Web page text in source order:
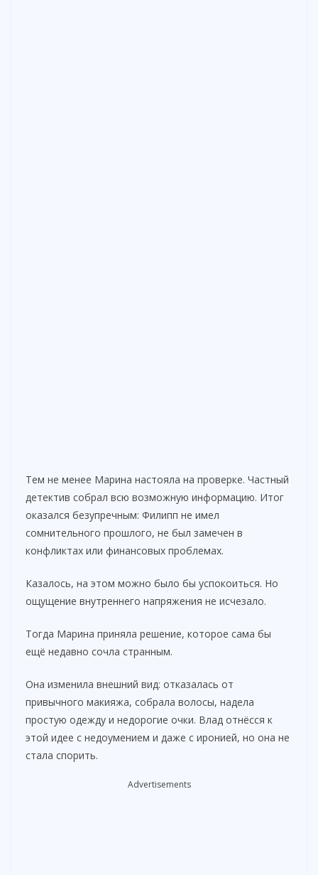
Тем не менее Марина настояла на проверке. Частный
детектив собрал всю возможную информацию. Итог
оказался безупречным: Филипп не имел
сомнительного прошлого, не был замечен в
конфликтах или финансовых проблемах.
Казалось, на этом можно было бы успокоиться. Но
ощущение внутреннего напряжения не исчезало.
Тогда Марина приняла решение, которое сама бы
ещё недавно сочла странным.
Она изменила внешний вид: отказалась от
привычного макияжа, собрала волосы, надела
простую одежду и недорогие очки. Влад отнёсся к
этой идее с недоумением и даже с иронией, но она не
стала спорить.
Advertisements